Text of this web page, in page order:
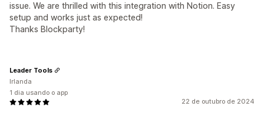
issue. We are thrilled with this integration with Notion. Easy
setup and works just as expected!
Thanks Blockparty!
22 de outubro de 2024
Leader Tools
Irlanda
1 dia usando o app